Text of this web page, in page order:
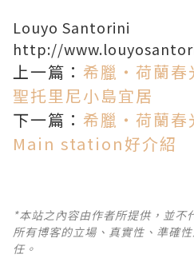
Louyo Santorini
http://
上一篇： 希臘‧荷蘭
聖托里尼小島宜居
下一篇： 希臘‧荷蘭
Main station好介紹
*本站之內容由作者所提供，並不
所有博客的立場、真實性、準確
任。